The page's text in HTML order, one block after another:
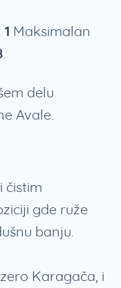
1 Maksimalan
delu
Avale.
čistim
gde ruže
banju.
Karagača, i